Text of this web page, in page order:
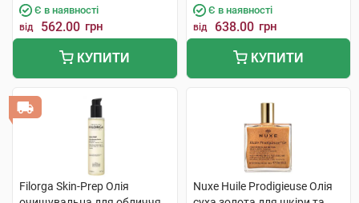
Є в наявності
від 562.00 грн
КУПИТИ
Є в наявності
від 638.00 грн
КУПИТИ
Filorga Skin-Prep Олія
Nuxe Huile Prodigieuse Олія